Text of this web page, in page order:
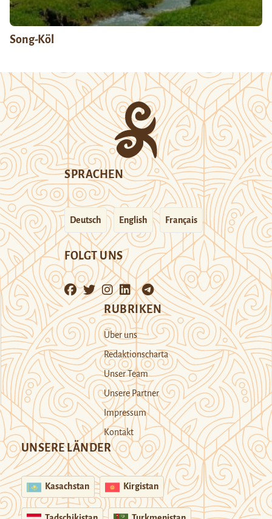
Song-Köl
SPRACHEN
Deutsch English Français
FOLGT UNS
RUBRIKEN
Über uns
Redaktionscharta
Unser Team
Unsere Partner
Impressum
Kontakt
UNSERE LÄNDER
Kasachstan Kirgistan